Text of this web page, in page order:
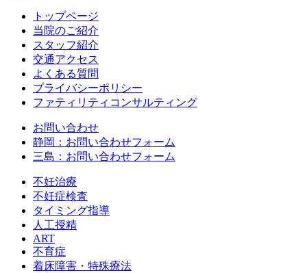
トップページ
当院のご紹介
スタッフ紹介
交通アクセス
よくある質問
プライバシーポリシー
ファティリティコンサルティング
お問い合わせ
静岡：お問い合わせフォーム
三島：お問い合わせフォーム
不妊治療
不妊症検査
タイミング指導
人工授精
ART
不育症
着床障害・特殊療法